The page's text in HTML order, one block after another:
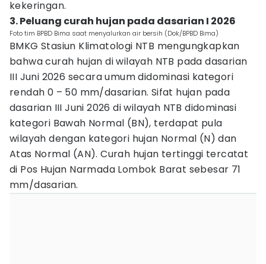
kekeringan.
​3. Peluang curah hujan pada dasarian I 2026
Foto tim BPBD Bima saat menyalurkan air bersih (Dok/BPBD Bima)
BMKG Stasiun Klimatologi NTB mengungkapkan
bahwa curah hujan di wilayah NTB pada dasarian
III Juni 2026 secara umum didominasi kategori
rendah 0 – 50 mm/dasarian. Sifat hujan pada
dasarian III Juni 2026 di wilayah NTB didominasi
kategori Bawah Normal (BN), terdapat pula
wilayah dengan kategori hujan Normal (N) dan
Atas Normal (AN). Curah hujan tertinggi tercatat
di Pos Hujan Narmada Lombok Barat sebesar 71
mm/dasarian.